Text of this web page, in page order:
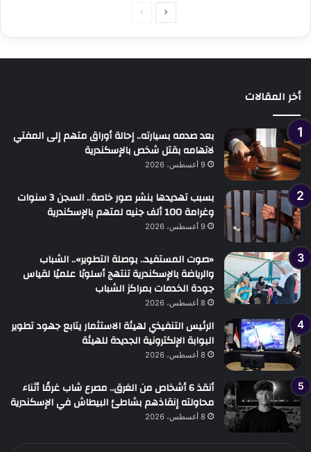
الصفحةالصفحة
أخر المقالات
بعد صدمه بسيارته.. إحالة أوراق متهم إلى المفتي
لاتهامه بقتل شخص بالإسكندرية
9 أغسطس، 2026
بسبب تهديدها بنشر صور خاصة.. السجن 3 سنوات
وغرامة 100 ألف جنيه لمتهم بالإسكندرية
9 أغسطس، 2026
«صوت المستفيد.. بوصلة التطوير».. الشباب
والرياضة بالإسكندرية تنتهج أسلوبًا علميًا لقياس
جودة الخدمات بمراكز الشباب
8 أغسطس، 2026
الرئيس التنفيذي لهيئة الاستثمار يتابع جهود تطوير
البوابة الإلكترونية الجديدة للهيئة
8 أغسطس، 2026
أنقذ 6 أشخاص من الغرق.. مصرع شاب غرقًا أثناء
محاولته إنقاذهم بشاطئ البيطاش في الإسكندرية
8 أغسطس، 2026